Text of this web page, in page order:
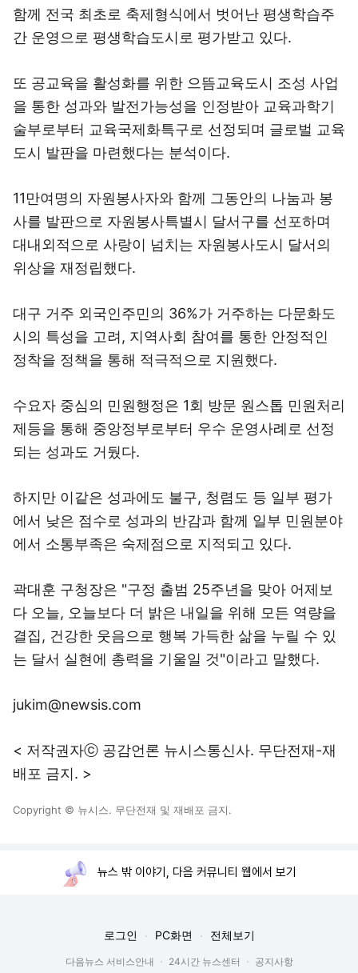
함께 전국 최초로 축제형식에서 벗어난 평생학습주
간 운영으로 평생학습도시로 평가받고 있다.
또 공교육을 활성화를 위한 으뜸교육도시 조성 사업
을 통한 성과와 발전가능성을 인정받아 교육과학기
술부로부터 교육국제화특구로 선정되며 글로벌 교육
도시 발판을 마련했다는 분석이다.
11만여명의 자원봉사자와 함께 그동안의 나눔과 봉
사를 발판으로 자원봉사특별시 달서구를 선포하며
대내외적으로 사랑이 넘치는 자원봉사도시 달서의
위상을 재정립했다.
대구 거주 외국인주민의 36%가 거주하는 다문화도
시의 특성을 고려, 지역사회 참여를 통한 안정적인
정착을 정책을 통해 적극적으로 지원했다.
수요자 중심의 민원행정은 1회 방문 원스톱 민원처리
제등을 통해 중앙정부로부터 우수 운영사례로 선정
되는 성과도 거뒀다.
하지만 이같은 성과에도 불구, 청렴도 등 일부 평가
에서 낮은 점수로 성과의 반감과 함께 일부 민원분야
에서 소통부족은 숙제점으로 지적되고 있다.
곽대훈 구청장은 "구정 출범 25주년을 맞아 어제보
다 오늘, 오늘보다 더 밝은 내일을 위해 모든 역량을
결집, 건강한 웃음으로 행복 가득한 삶을 누릴 수 있
는 달서 실현에 총력을 기울일 것"이라고 말했다.
jukim@newsis.com
< 저작권자ⓒ 공감언론 뉴시스통신사. 무단전재-재
배포 금지. >
Copyright © 뉴시스. 무단전재 및 재배포 금지.
뉴스 밖 이야기, 다음 커뮤니티 웹에서 보기
로그인 PC화면 전체보기
다음뉴스 서비스안내 24시간 뉴스센터 공지사항